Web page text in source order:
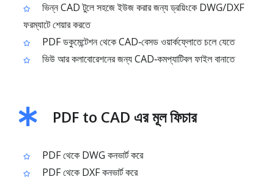
ভিন্ন CAD টুলে সহজে ইউজ করার জন্য ড্রয়িংকে DWG/DXF
ফরম্যাটে শেয়ার করতে
PDF ডকুমেন্টেশন থেকে CAD‑বেসড ওয়ার্কফ্লোতে চলে যেতে
ভিউ আর কলাবোরেশনের জন্য CAD‑কমপ্যাটিবল ফাইল বানাতে
PDF to CAD এর মূল ফিচার
PDF থেকে DWG কনভার্ট করে
PDF থেকে DXF কনভার্ট করে